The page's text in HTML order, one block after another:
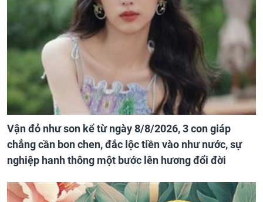
Vận đỏ như son kể từ ngày 8/8/2026, 3 con giáp
chẳng cần bon chen, đắc lộc tiền vào như nước, sự
nghiệp hanh thông một bước lên hương đổi đời